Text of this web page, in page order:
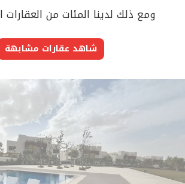
ومع ذلك لدينا المئات من
شاهد عقارات مشابهة